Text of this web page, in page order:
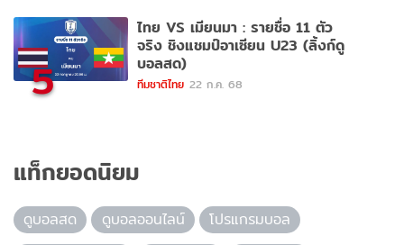
5
ไทย VS เมียนมา : รายชื่อ 11 ตัว
จริง ชิงแชมป์อาเซียน U23 (ลิ้งก์ดู
บอลสด)
ทีมชาติไทย 22 ก.ค. 68
แท็กยอดนิยม
ดูบอลสด ดูบอลออนไลน์
โปรแกรมบอล